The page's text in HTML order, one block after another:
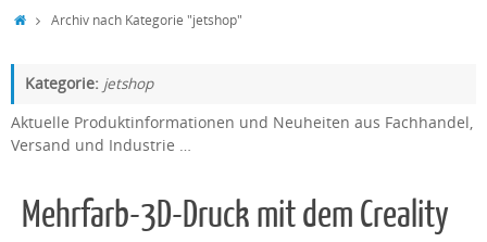
StartArchiv nach Kategorie "jetshop"
Kategorie: jetshop
Aktuelle Produktinformationen und Neuheiten aus Fachhandel,
Versand und Industrie …
Mehrfarb-3D-Druck mit dem Creality